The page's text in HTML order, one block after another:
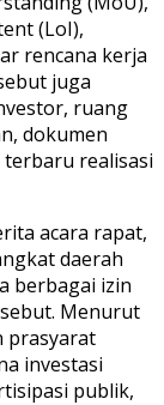
(LoI),
rencana kerja
juga
ruang
dokumen
realisasi
acara rapat,
daerah
berbagai izin
Menurut
prasyarat
investasi
publik,